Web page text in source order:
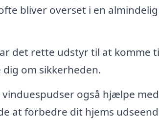
bliver overset i en almindelig
det rette udstyr til at komme
om sikkerheden.
også hjælpe med
at forbedre dit hjems